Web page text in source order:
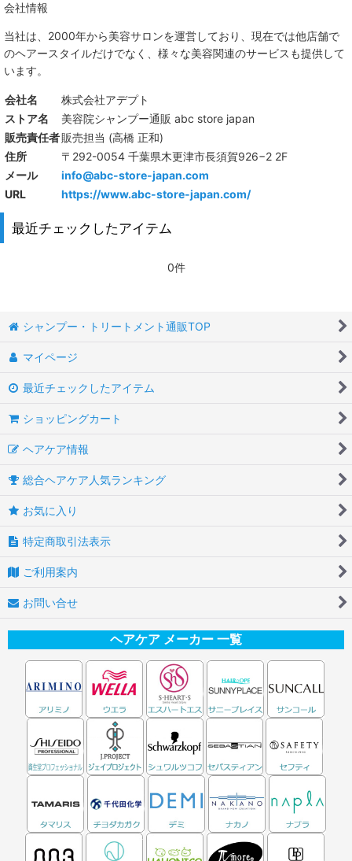
会社情報
当社は、 2000年から美容サロンを運営しており、現在では他店舗で
のヘアースタイルだけでなく、様々な美容関連のサービスも提供して
います。
会社名
株式会社アデプト
ストア名
美容院シャンプー通販 abc store japan
販売責任者販売担当 (高橋 正和)
住所
〒292-0054 千葉県木更津市長須賀926−2 2F
メール
info@abc-store-japan.com
URL
https://www.abc-store-japan.com/
最近チェックしたアイテム
0件
シャンプー・トリートメント通販TOP
マイページ
最近チェックしたアイテム
ショッピングカート
ヘアケア情報
総合ヘアケア人気ランキング
お気に入り
特定商取引法表示
ご利用案内
お問い合せ
ヘアケア メーカー 一覧